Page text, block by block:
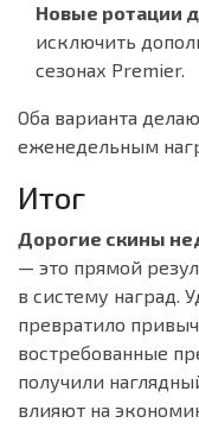
Новые ротации
исключить
сезонах Premier.
Оба варианта
еженедельным
Итог
Дорогие скины
— это прямой
в систему наград.
превратило
востребованные
получили
влияют на